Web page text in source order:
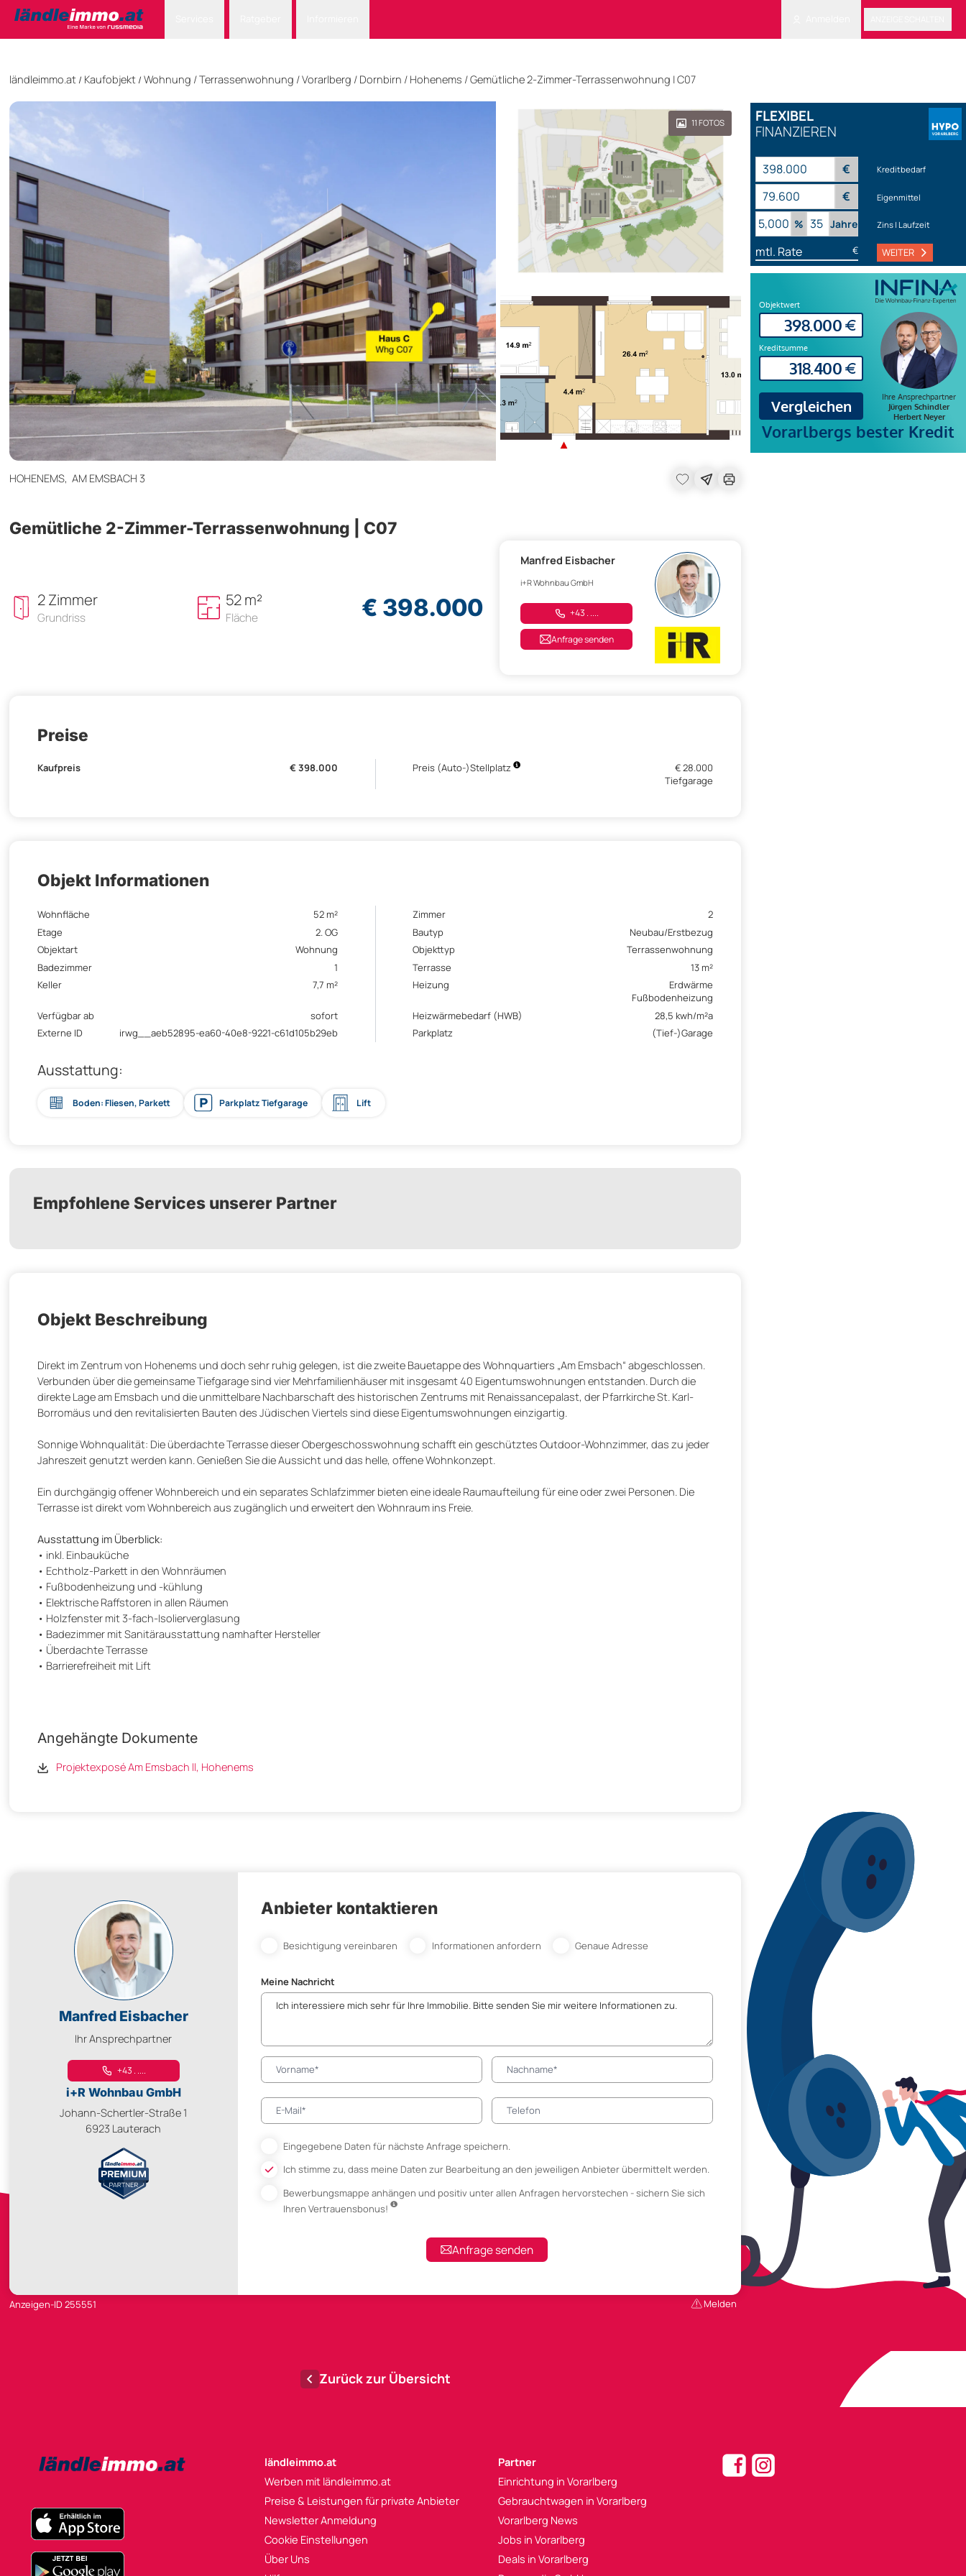
FLEXIBEL
FINANZIEREN
€ Kreditbedarf
€ Eigenmittel
% Jahre Zins | Laufzeit
mtl. Rate € WEITER
ländleimmo.at / Kaufobjekt / Wohnung /Terrassenwohnung /Vorarlberg / Dornbirn / Hohenems /Gemütliche 2-Zimmer-Terrassenwohnung | C07
11FOTOS
HOHENEMS, AM EMSBACH 3
Gemütliche 2-Zimmer-Terrassenwohnung | C07
2 Zimmer
Grundriss
52 m²
Fläche € 398.000
Manfred Eisbacher
i+R Wohnbau GmbH
+43 . ....
Anfrage senden
Preise
Kaufpreis € 398.000 Preis (Auto-)Stellplatz
€ 28.000
Tiefgarage
Objekt Informationen
Wohnfläche 52 m² Zimmer
2
Etage
2. OG Bautyp
Neubau/Erstbezug
Objektart
Wohnung Objekttyp
Terrassenwohnung
Badezimmer
1 Terrasse
13 m²
Keller
7,7 m² Heizung
Erdwärme
Fußbodenheizung
Verfügbar ab
sofort Heizwärmebedarf (HWB)
28,5 kwh/m²a
Externe ID
irwg__aeb52895-ea60-40e8-9221-c61d105b29eb Parkplatz (Tief-)Garage
Ausstattung:
Boden: Fliesen, Parkett Parkplatz Tiefgarage Lift
Empfohlene Services unserer Partner
Objekt Beschreibung
Direkt im Zentrum von Hohenems und doch sehr ruhig gelegen, ist die zweite Bauetappe des Wohnquartiers „Am Emsbach“ abgeschlossen.
Verbunden über die gemeinsame Tiefgarage sind vier Mehrfamilienhäuser mit insgesamt 40 Eigentumswohnungen entstanden. Durch die
direkte Lage am Emsbach und die unmittelbare Nachbarschaft des historischen Zentrums mit Renaissancepalast, der Pfarrkirche St. Karl-
Borromäus und den revitalisierten Bauten des Jüdischen Viertels sind diese Eigentumswohnungen einzigartig.
Sonnige Wohnqualität: Die überdachte Terrasse dieser Obergeschosswohnung schafft ein geschütztes Outdoor-Wohnzimmer, das zu jeder
Jahreszeit genutzt werden kann. Genießen Sie die Aussicht und das helle, offene Wohnkonzept.
Ein durchgängig offener Wohnbereich und ein separates Schlafzimmer bieten eine ideale Raumaufteilung für eine oder zwei Personen. Die
Terrasse ist direkt vom Wohnbereich aus zugänglich und erweitert den Wohnraum ins Freie.
Ausstattung im Überblick:
• inkl. Einbauküche
• Echtholz-Parkett in den Wohnräumen
• Fußbodenheizung und -kühlung
• Elektrische Raffstoren in allen Räumen
• Holzfenster mit 3-fach-Isolierverglasung
• Badezimmer mit Sanitärausstattung namhafter Hersteller
• Überdachte Terrasse
• Barrierefreiheit mit Lift
Angehängte Dokumente
Projektexposé Am Emsbach ll, Hohenems
Manfred Eisbacher
Ihr Ansprechpartner
+43 . ....
i+R Wohnbau GmbH
Johann-Schertler-Straße 1
6923 Lauterach
Anbieter kontaktieren
Besichtigung vereinbaren Informationen anfordern Genaue Adresse
Meine Nachricht
Eingegebene Daten für nächste Anfrage speichern.
Ich stimme zu, dass meine Daten zur Bearbeitung an den jeweiligen Anbieter übermittelt werden.
Bewerbungsmappe anhängenund positiv unter allen Anfragen hervorstechen - sichern Sie sich
Ihren Vertrauensbonus!
Anfrage senden
Anzeigen-ID 255551 Melden
Zurück zur Übersicht
ländleimmo.at
Werben mit ländleimmo.at
Preise & Leistungen für private Anbieter
Newsletter Anmeldung
Cookie Einstellungen
Über Uns
Partner
Einrichtung in Vorarlberg
Gebrauchtwagen in Vorarlberg
Vorarlberg News
Jobs in Vorarlberg
Deals in Vorarlberg